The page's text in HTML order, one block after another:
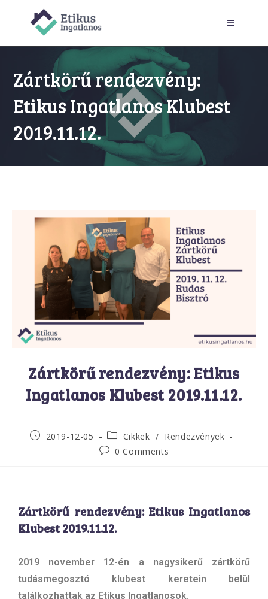
Zártkörű rendezvény:
Etikus Ingatlanos Klubest
2019.11.12.
Zártkörű rendezvény: Etikus
Ingatlanos Klubest 2019.11.12.
2019-12-05 Cikkek / Rendezvények
0 Comments
Zártkörű rendezvény: Etikus Ingatlanos
Klubest 2019.11.12.
2019 november 12-én a nagysikerű zártkörű
tudásmegosztó klubest keretein belül
találkozhattak az Etikus Ingatlanosok.